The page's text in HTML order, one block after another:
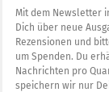
Mit dem Newsletter
Dich über neue
Rezensionen und
um Spenden. Du
Nachrichten pro
speichern wir nur